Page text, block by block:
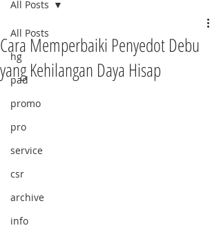
All Posts
hg
pad
promo
pro
service
csr
archive
info
All Posts
Cara Memperbaiki Penyedot Debu
yang Kehilangan Daya Hisap